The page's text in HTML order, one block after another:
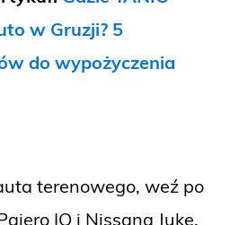
w Gruzji? 5
do wypożyczenia
terenowego, weź po
IO i Nissana Juke.